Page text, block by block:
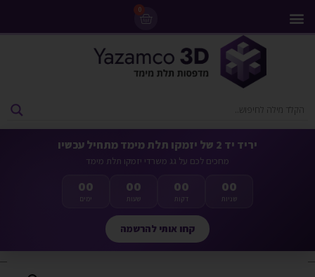
0
יריד יד 2 של יזמקו תלת מימד מתחיל עכשיו
מחכים לכם על גג משרדי יזמקו תלת מימד
00
ימים
00
שעות
00
דקות
00
שניות
קחו אותי להרשמה